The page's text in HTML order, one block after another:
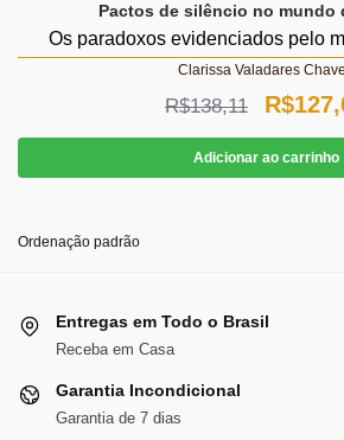
Pactos de silêncio no mundo
Os paradoxos evidenciados pelo
Clarissa Valadares
R$138,11
O
preço
original
R$
Adicionar ao carrinho
Entregas em Todo o Brasil
Receba em Casa
Garantia Incondicional
Garantia de 7 dias